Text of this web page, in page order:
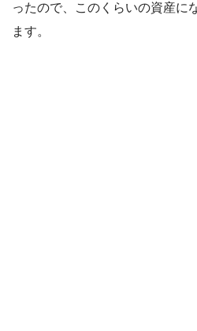
ったので、このくらいの資産に
ます。